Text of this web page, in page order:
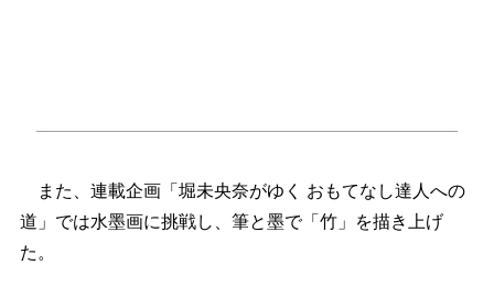
また、連載企画「堀未央奈がゆく おもてなし達人への
道」では水墨画に挑戦し、筆と墨で「竹」を描き上げ
た。